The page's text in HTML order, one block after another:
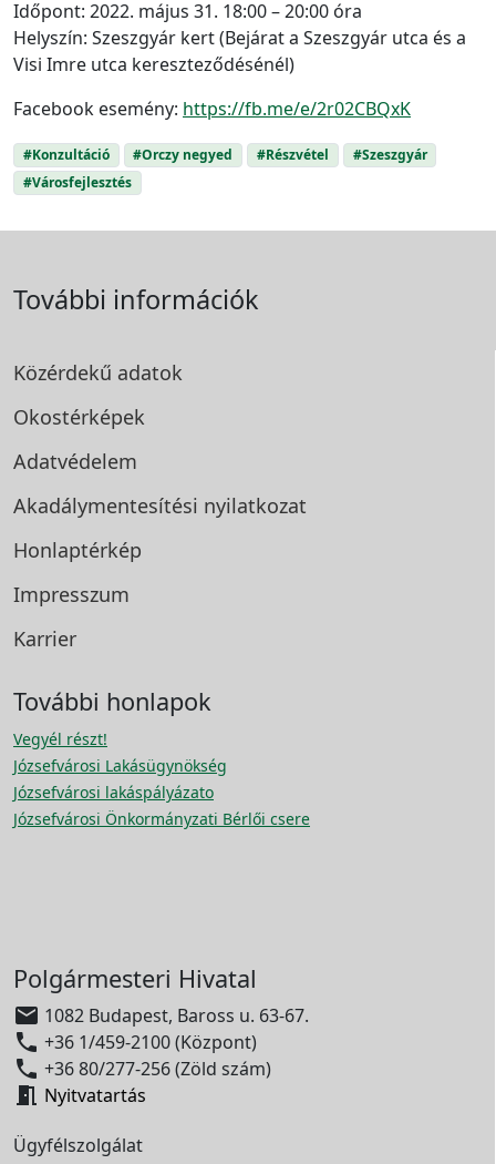
Időpont: 2022. május 31. 18:00 – 20:00 óra
Helyszín: Szeszgyár kert (Bejárat a Szeszgyár utca és a
Visi Imre utca kereszteződésénél)
Facebook esemény: https://fb.me/e/2r02CBQxK
#Konzultáció #Orczy negyed #Részvétel
#Szeszgyár
#Városfejlesztés
További információk
Közérdekű adatok
Okostérképek
Adatvédelem
Akadálymentesítési nyilatkozat
Honlaptérkép
Impresszum
Karrier
További honlapok
Vegyél részt!
Józsefvárosi Lakásügynökség
Józsefvárosi lakáspályázato
Józsefvárosi Önkormányzati Bérlői csere
Polgármesteri Hivatal
 1082 Budapest, Baross u. 63-67.
 +36 1/459-2100 (Központ)
 +36 80/277-256 (Zöld szám)
 Nyitvatartás
Ügyfélszolgálat